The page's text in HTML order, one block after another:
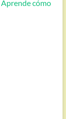
Aprende cómo